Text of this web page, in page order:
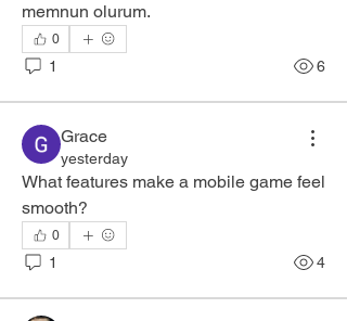
memnun olurum.
0
1 6
Grace
yesterday
What features make a mobile game feel
smooth?
0
1 4
About
Welcome to the group! You can connect
with other members, ge
Read more
Members